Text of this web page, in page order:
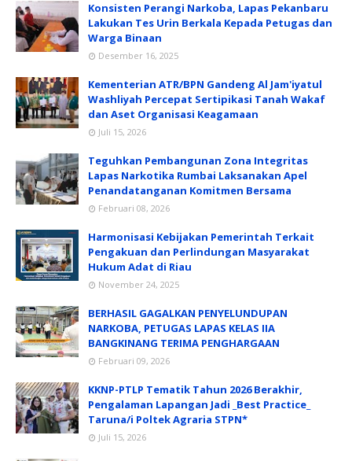
Konsisten Perangi Narkoba, Lapas Pekanbaru
Lakukan Tes Urin Berkala Kepada Petugas dan
Warga Binaan
Desember 16, 2025
Kementerian ATR/BPN Gandeng Al Jam'iyatul
Washliyah Percepat Sertipikasi Tanah Wakaf
dan Aset Organisasi Keagamaan
Juli 15, 2026
Teguhkan Pembangunan Zona Integritas
Lapas Narkotika Rumbai Laksanakan Apel
Penandatanganan Komitmen Bersama
Februari 08, 2026
Harmonisasi Kebijakan Pemerintah Terkait
Pengakuan dan Perlindungan Masyarakat
Hukum Adat di Riau
November 24, 2025
BERHASIL GAGALKAN PENYELUNDUPAN
NARKOBA, PETUGAS LAPAS KELAS IIA
BANGKINANG TERIMA PENGHARGAAN
Februari 09, 2026
KKNP-PTLP Tematik Tahun 2026 Berakhir,
Pengalaman Lapangan Jadi _Best Practice_
Taruna/i Poltek Agraria STPN*
Juli 15, 2026